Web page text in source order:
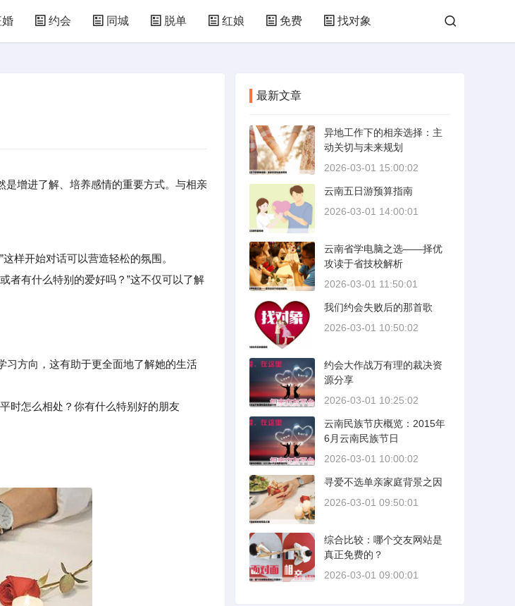
婚 约会 同城 脱单 红娘 免费 找对象
增进了解、培养感情的重要方式。与相亲
样开始对话可以营造轻松的氛围。
有什么特别的爱好吗？”这不仅可以了解
习方向，这有助于更全面地了解她的生活
时怎么相处？你有什么特别好的朋友
最新文章
异地工作下的相亲选择：主
动关切与未来规划
2026-03-01 15:00:02
云南五日游预算指南
2026-03-01 14:00:01
云南省学电脑之选——择优
攻读于省技校解析
2026-03-01 11:50:01
我们约会失败后的那首歌
2026-03-01 10:50:02
约会大作战万有理的裁决资
源分享
2026-03-01 10:25:02
云南民族节庆概览：2015年
6月云南民族节日
2026-03-01 10:00:02
寻爱不选单亲家庭背景之因
2026-03-01 09:50:01
综合比较：哪个交友网站是
真正免费的？
2026-03-01 09:00:01